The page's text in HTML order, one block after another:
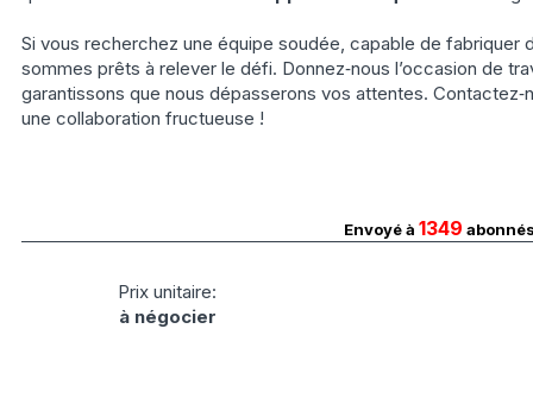
Si vous recherchez une équipe soudée, capable de fabriquer
sommes prêts à relever le défi. Donnez‑nous l’occasion de
garantissons que nous dépasserons vos attentes.
une collaboration fructueuse !
Envoyé à1349
Prix unitaire:
à négocier